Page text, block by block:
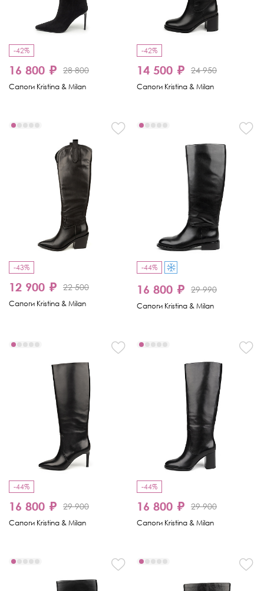
-42%
16 800 ₽ 28 800
Сапоги Kristina & Milan
-42%
14 500 ₽ 24 950
Сапоги Kristina & Milan
-43%
12 900 ₽ 22 500
Сапоги Kristina & Milan
-44%
16 800 ₽ 29 990
Сапоги Kristina & Milan
-44%
16 800 ₽ 29 900
Сапоги Kristina & Milan
-44%
16 800 ₽ 29 900
Сапоги Kristina & Milan